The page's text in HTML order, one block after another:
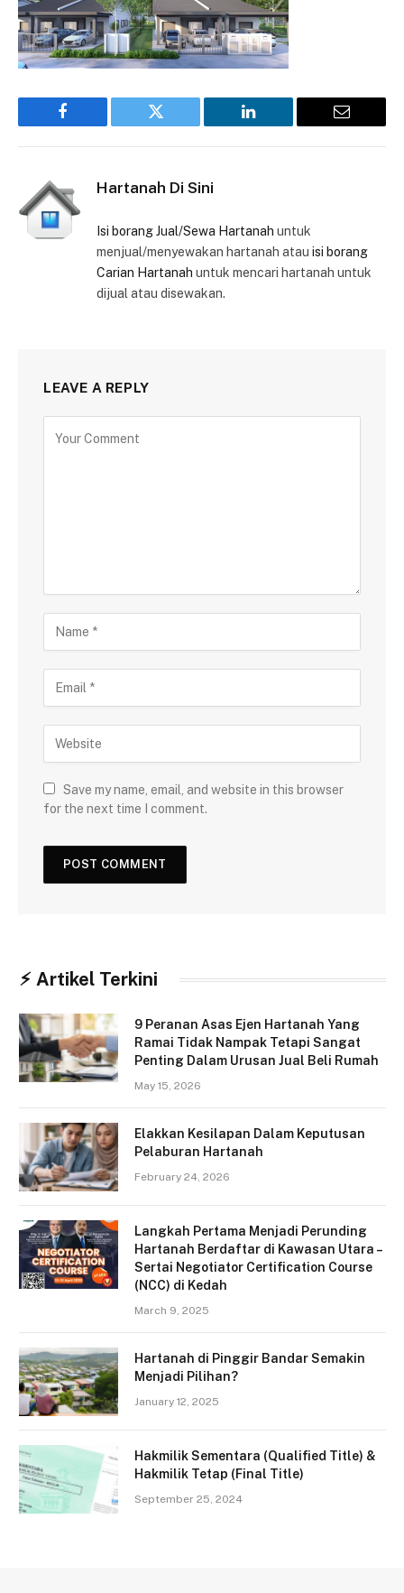
Facebook Twitter LinkedIn Email
Hartanah Di Sini
Isi borang Jual/Sewa Hartanah untuk
menjual/menyewakan hartanah atau isi borang
Carian Hartanah untuk mencari hartanah untuk
dijual atau disewakan.
LEAVE A REPLY
Save my name, email, and website in this browser
for the next time I comment.
⚡︎ Artikel Terkini
9 Peranan Asas Ejen Hartanah Yang
Ramai Tidak Nampak Tetapi Sangat
Penting Dalam Urusan Jual Beli Rumah
May 15, 2026
Elakkan Kesilapan Dalam Keputusan
Pelaburan Hartanah
February 24, 2026
Langkah Pertama Menjadi Perunding
Hartanah Berdaftar di Kawasan Utara –
Sertai Negotiator Certification Course
(NCC) di Kedah
March 9, 2025
Hartanah di Pinggir Bandar Semakin
Menjadi Pilihan?
January 12, 2025
Hakmilik Sementara (Qualified Title) &
Hakmilik Tetap (Final Title)
September 25, 2024